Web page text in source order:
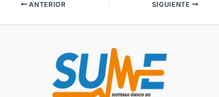
ANTERIOR SIGUIENTE